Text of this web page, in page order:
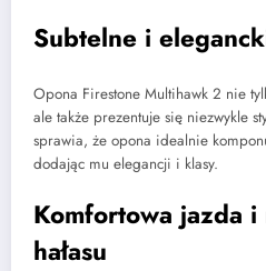
Subtelne i
Opona Firestone Multihawk 2 nie
ale także prezentuje się niezwykle
sprawia, że opona idealnie
dodając mu elegancji i klasy.
Komfortowa jazda
hałasu